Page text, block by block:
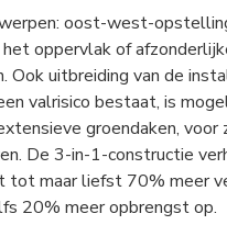
oost-west-
oppervlak of
Ook uitbreiding van de
valrisico bestaat, is
groendaken,
De 3-in-1-constructie
tot maar liefst 70% meer
20% meer opbrengst op.